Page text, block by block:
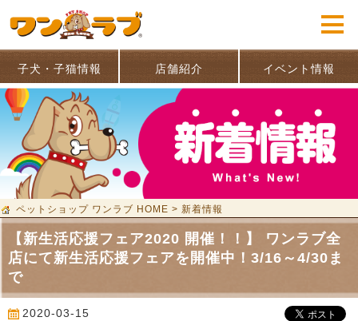
子犬・子猫情報 店舗紹介 イベント情報
ペットショップ ワンラブ HOME > 新着情報
【新生活応援フェア2020 開催！！】 ワンラブ全
店にて新生活応援フェアを開催中！3/16～4/30ま
で
2020-03-15